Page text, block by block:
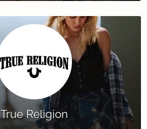
True Religion